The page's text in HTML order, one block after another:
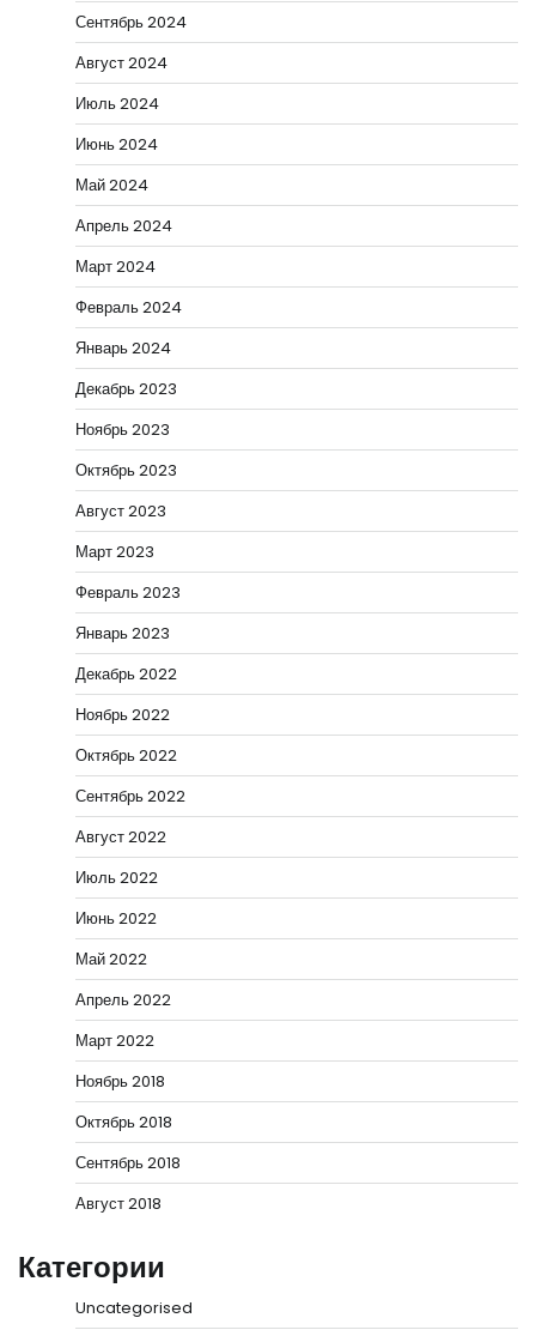
Сентябрь 2024
Август 2024
Июль 2024
Июнь 2024
Май 2024
Апрель 2024
Март 2024
Февраль 2024
Январь 2024
Декабрь 2023
Ноябрь 2023
Октябрь 2023
Август 2023
Март 2023
Февраль 2023
Январь 2023
Декабрь 2022
Ноябрь 2022
Октябрь 2022
Сентябрь 2022
Август 2022
Июль 2022
Июнь 2022
Май 2022
Апрель 2022
Март 2022
Ноябрь 2018
Октябрь 2018
Сентябрь 2018
Август 2018
Категории
Uncategorised